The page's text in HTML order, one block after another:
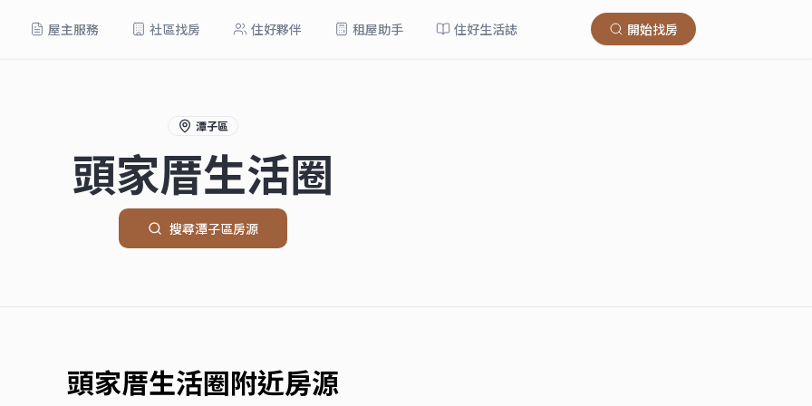
屋主服務 社區找房 住好夥伴 租屋助手 住好生活誌 開始找房
潭子區
頭家厝生活圈
搜尋潭子區房源
頭家厝生活圈附近房源